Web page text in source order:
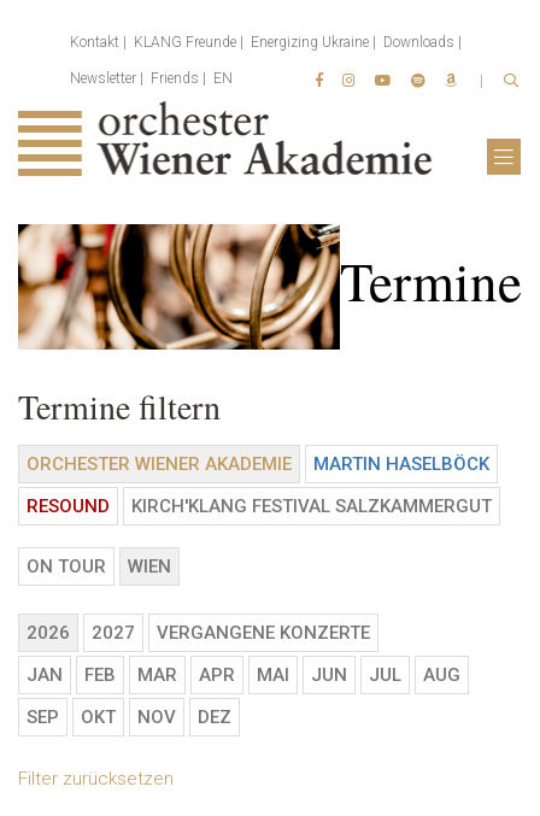
Kontakt KLANG Freunde Energizing Ukraine Downloads
Newsletter Friends EN
Termine
Termine filtern
ORCHESTER WIENER AKADEMIE
MARTIN HASELBÖCK
RESOUND
KIRCH'KLANG FESTIVAL SALZKAMMERGUT
ON TOUR WIEN
2026 2027
VERGANGENE KONZERTE
JAN
FEB MAR APR MAI JUN JUL
AUG
SEP
OKT NOV DEZ
Filter zurücksetzen